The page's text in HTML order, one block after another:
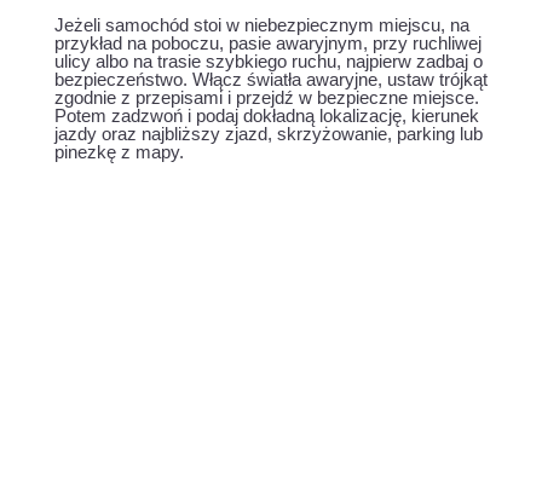
Jeżeli samochód stoi w niebezpiecznym miejscu, na
przykład na poboczu, pasie awaryjnym, przy ruchliwej
ulicy albo na trasie szybkiego ruchu, najpierw zadbaj o
bezpieczeństwo. Włącz światła awaryjne, ustaw trójkąt
zgodnie z przepisami i przejdź w bezpieczne miejsce.
Potem zadzwoń i podaj dokładną lokalizację, kierunek
jazdy oraz najbliższy zjazd, skrzyżowanie, parking lub
pinezkę z mapy.